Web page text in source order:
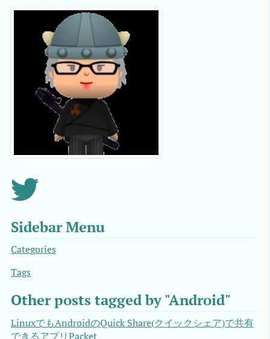
Sidebar Menu
Categories
Tags
Other posts tagged by "Android"
LinuxでもAndroidのQuick Share(クイックシェア)で共有
できるアプリPacket